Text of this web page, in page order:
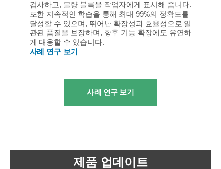
검사하고, 불량 블록을 작업자에게 표시해 줍니다.
또한 지속적인 학습을 통해 최대 99%의 정확도를
달성할 수 있으며, 뛰어난 확장성과 효율성으로 일
관된 품질을 보장하며, 향후 기능 확장에도 유연하
게 대응할 수 있습니다.
사례 연구 보기
사례 연구 보기
제품 업데이트